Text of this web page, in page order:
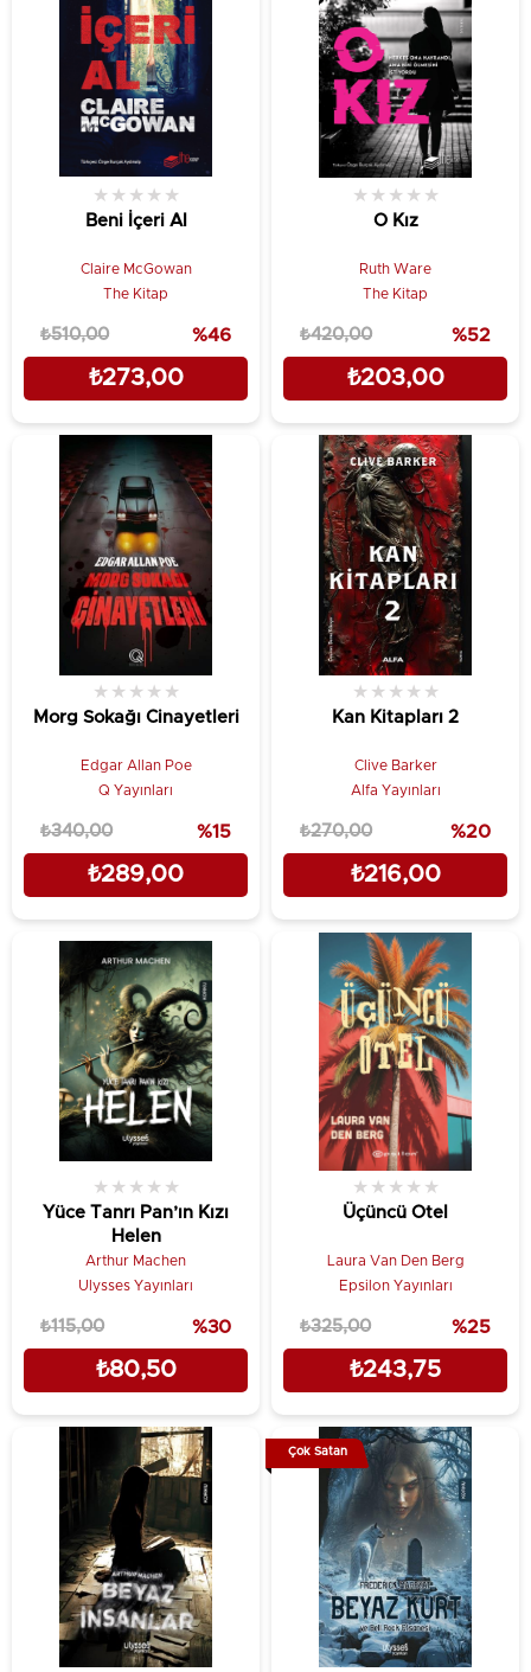
Beni İçeri Al
★ ★ ★ ★ ★
Claire McGowan
The Kitap
₺273,00
₺510,00 %46
O Kız
★ ★ ★ ★ ★
Ruth Ware
The Kitap
₺203,00
₺420,00 %52
Morg Sokağı Cinayetleri
★ ★ ★ ★ ★
Edgar Allan Poe
Q Yayınları
₺289,00
₺340,00 %15
Kan Kitapları 2
★ ★ ★ ★ ★
Clive Barker
Alfa Yayınları
₺216,00
₺270,00 %20
Yüce Tanrı Pan’ın Kızı
Helen
★ ★ ★ ★ ★
Arthur Machen
Ulysses Yayınları
₺80,50
₺115,00 %30
Üçüncü Otel
★ ★ ★ ★ ★
Laura Van Den Berg
Epsilon Yayınları
₺243,75
₺325,00 %25
Çok Satan